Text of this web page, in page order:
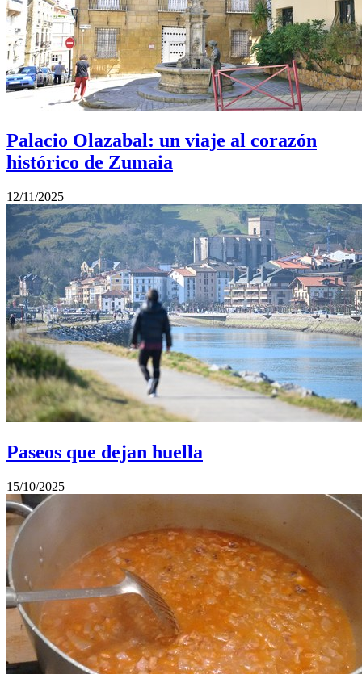
Palacio Olazabal: un viaje al corazón
histórico de Zumaia
12/11/2025
Paseos que dejan huella
15/10/2025